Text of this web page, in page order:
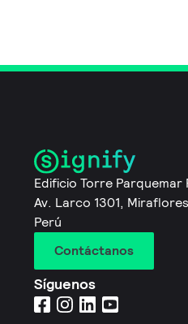
Edificio Torre Parquemar
Av. Larco 1301,
Perú
Contáctanos
Síguenos